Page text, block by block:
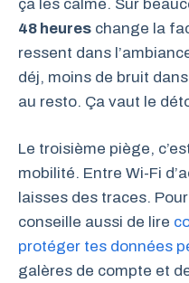
ça les calme. Sur
48 heures change la
ressent dans
déj, moins de bruit
au resto. Ça vaut le
Le troisième piège,
mobilité. Entre Wi-Fi
laisses des traces.
conseille aussi de lire
protéger tes données
galères de compte et